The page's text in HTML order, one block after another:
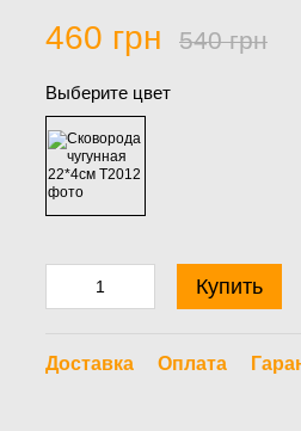
460 грн 540 грн
Выберите цвет
Купить
Доставка Оплата